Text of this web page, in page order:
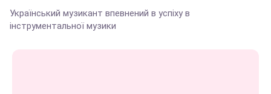
Український музикант впевнений в успіху в
інструментальної музики